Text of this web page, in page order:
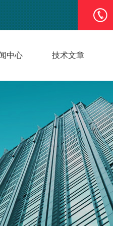
中心 技术文章